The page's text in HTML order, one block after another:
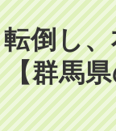
転倒し
【群馬